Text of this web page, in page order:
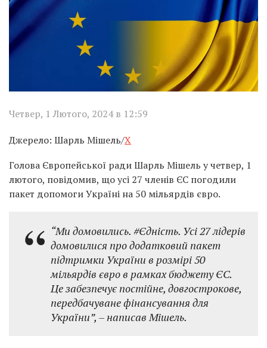
Четвер, 1 Лютого, 2024 в 12:59
Джерело: Шарль Мішель/X
Голова Європейської ради Шарль Мішель у четвер, 1
лютого, повідомив, що усі 27 членів ЄС погодили
пакет допомоги Україні на 50 мільярдів євро.
“Ми домовились. #Єдність. Усі 27 лідерів
домовилися про додатковий пакет
підтримки України в розмірі 50
мільярдів євро в рамках бюджету ЄС.
Це забезпечує постійне, довгострокове,
передбачуване фінансування для
України”, – написав Мішель.